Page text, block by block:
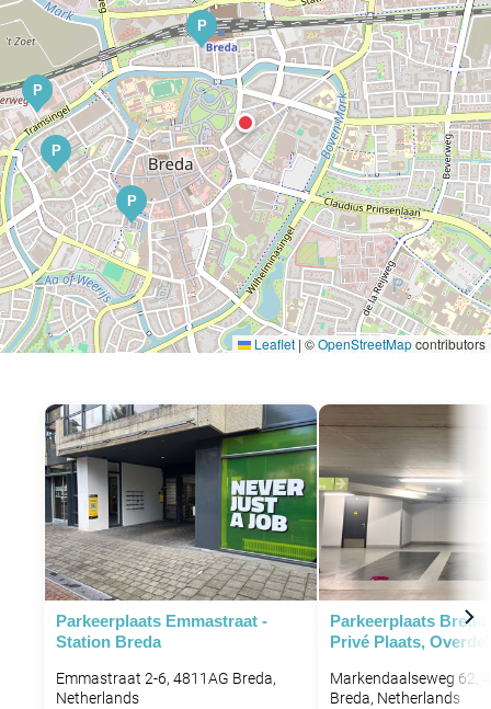
P
P
P
P
Leaflet | ©OpenStreetMapcontributors
Parkeerplaats Emmastraat -
Station Breda
Emmastraat 2-6, 4811AG Breda,
Netherlands
Parkeerplaats Breda
Privé Plaats,
Markendaalseweg 62,
Breda, Netherlands